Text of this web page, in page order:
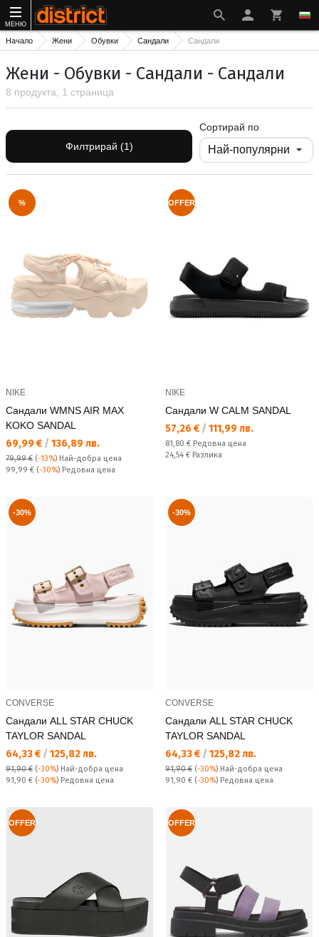
МЕНЮ
Начало Жени Обувки Сандали Сандали
Жени - Обувки - Сандали - Сандали
8 продукта, 1 страница
Филтрирай (1)
Сортирай по
%
NIKE
Сандали WMNS AIR MAX
KOKO SANDAL
Текуща цена:
69,99 € / 136,89 лв.
79,99 € (-13%) Най-добра цена
Редовна цена:
99,99 € (-30%) Редовна цена
OFFER
NIKE
Сандали W CALM SANDAL
Текуща цена:
57,26 € / 111,99 лв.
Редовна цена:
81,80 € Редовна цена
Спестявате:
24,54 € Разлика
-30%
CONVERSE
Сандали ALL STAR CHUCK
TAYLOR SANDAL
Текуща цена:
64,33 € / 125,82 лв.
91,90 € (-30%) Най-добра цена
Редовна цена:
91,90 € (-30%) Редовна цена
-30%
CONVERSE
Сандали ALL STAR CHUCK
TAYLOR SANDAL
Текуща цена:
64,33 € / 125,82 лв.
91,90 € (-30%) Най-добра цена
Редовна цена:
91,90 € (-30%) Редовна цена
OFFER OFFER